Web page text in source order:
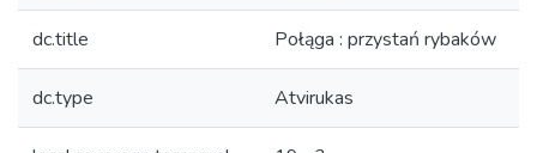
dc.title Połąga : przystań rybaków
dc.type Atvirukas